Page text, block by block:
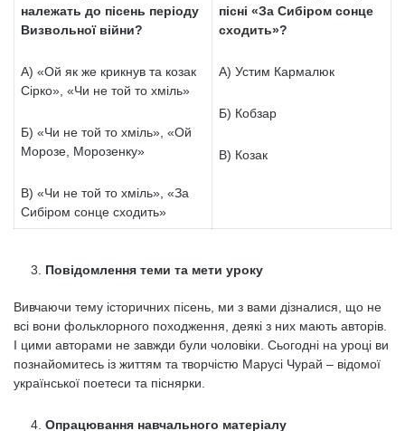
належать до пісень періоду
Визвольної війни?
А) «Ой як же крикнув та козак
Сірко», «Чи не той то хміль»
Б) «Чи не той то хміль», «Ой
Морозе, Морозенку»
В) «Чи не той то хміль», «За
Сибіром сонце сходить»
пісні «За Сибіром сонце
сходить»?
А) Устим Кармалюк
Б) Кобзар
В) Козак
Повідомлення теми та мети уроку
Вивчаючи тему історичних пісень, ми з вами дізналися, що не
всі вони фольклорного походження, деякі з них мають авторів.
І цими авторами не завжди були чоловіки. Сьогодні на уроці ви
познайомитесь із життям та творчістю Марусі Чурай – відомої
української поетеси та піснярки.
Опрацювання навчального матеріалу